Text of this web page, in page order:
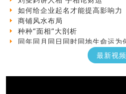
如何给企业起名才能提高影响力
商铺风水布局
种种“面相”大剖析
同年同月同日同时同地生命运
商舖大門的風水原則 (上)
天要下雨娘要嫁人
最新视频